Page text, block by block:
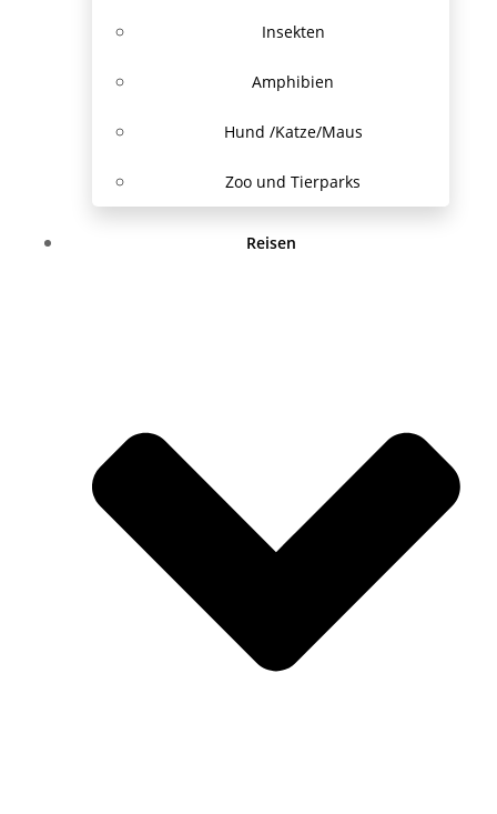
Insekten
Amphibien
Hund /Katze/Maus
Zoo und Tierparks
Reisen